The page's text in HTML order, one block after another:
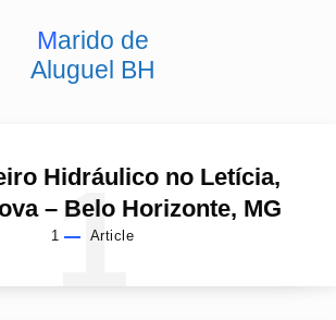
Marido de
Aluguel BH
Hidráulico no Letícia,
– Belo Horizonte, MG
1 Article
1